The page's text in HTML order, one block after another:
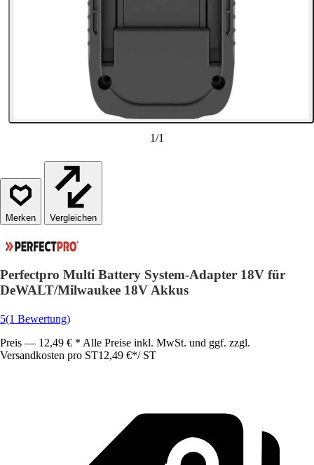
1/1
Vergleichen
Perfectpro Multi Battery System-Adapter 18V für
DeWALT/Milwaukee 18V Akkus
5(1 Bewertung)
Preis — 12,49 € * Alle Preise inkl. MwSt. und ggf. zzgl.
Versandkosten pro ST12,49 €*/ ST